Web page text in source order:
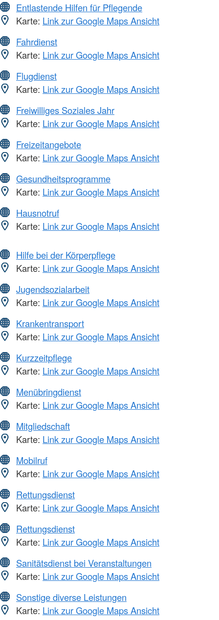
Entlastende Hilfen für Pflegende
Karte: Link zur Google Maps Ansicht
Fahrdienst
Karte: Link zur Google Maps Ansicht
Flugdienst
Karte: Link zur Google Maps Ansicht
Freiwilliges Soziales Jahr
Karte: Link zur Google Maps Ansicht
Freizeitangebote
Karte: Link zur Google Maps Ansicht
Gesundheitsprogramme
Karte: Link zur Google Maps Ansicht
Hausnotruf
Karte: Link zur Google Maps Ansicht
Hilfe bei der Körperpflege
Karte: Link zur Google Maps Ansicht
Jugendsozialarbeit
Karte: Link zur Google Maps Ansicht
Krankentransport
Karte: Link zur Google Maps Ansicht
Kurzzeitpflege
Karte: Link zur Google Maps Ansicht
Menübringdienst
Karte: Link zur Google Maps Ansicht
Mitgliedschaft
Karte: Link zur Google Maps Ansicht
Mobilruf
Karte: Link zur Google Maps Ansicht
Rettungsdienst
Karte: Link zur Google Maps Ansicht
Rettungsdienst
Karte: Link zur Google Maps Ansicht
Sanitätsdienst bei Veranstaltungen
Karte: Link zur Google Maps Ansicht
Sonstige diverse Leistungen
Karte: Link zur Google Maps Ansicht